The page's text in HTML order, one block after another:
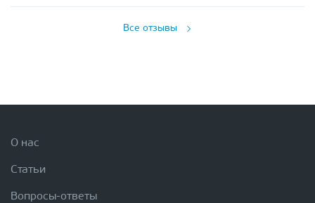
Все отзывы
О нас
Статьи
Вопросы-ответы